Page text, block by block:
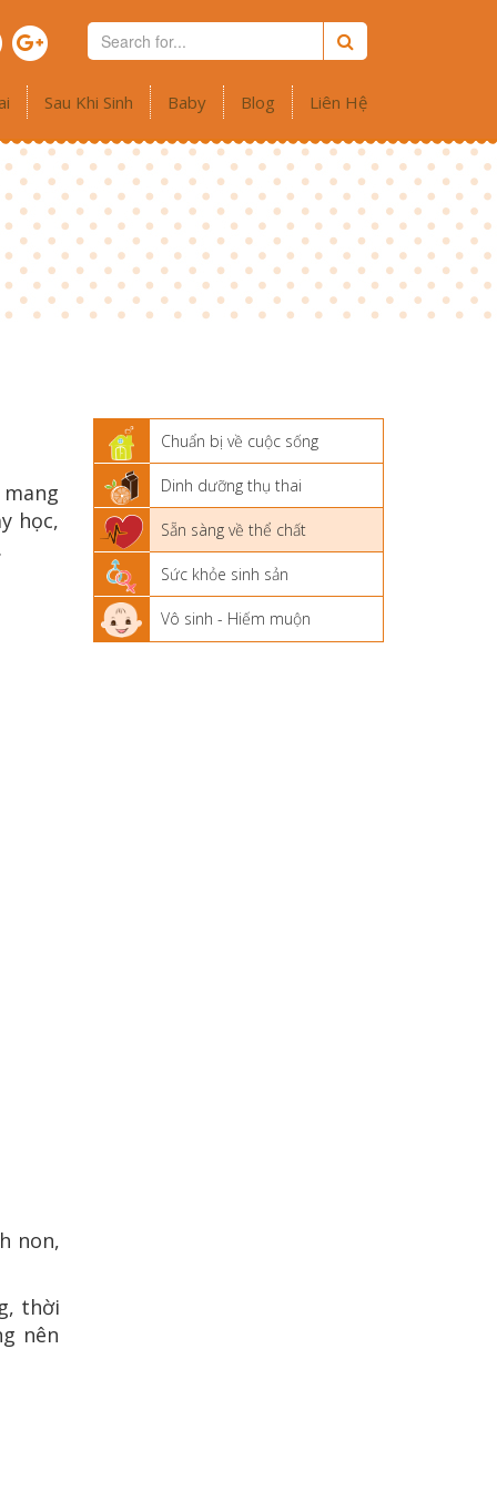
Sau Khi Sinh Baby Blog Liên Hệ
học,
non,
thời
nên
Chuẩn bị về cuộc sống
Dinh dưỡng thụ thai
Sẵn sàng về thể chất
Sức khỏe sinh sản
Vô sinh - Hiếm muộn